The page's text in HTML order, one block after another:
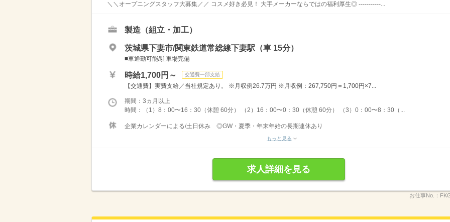
＼＼オープニングスタッフ大募集／／ コスメ好き必見！ 大手メーカーならではの福利厚生◎ ‐‐‐‐‐‐‐‐‐‐‐...
製造（組立・加工）
茨城県下妻市/関東鉄道常総線下妻駅（車 15分）
■車通勤可能/駐車場完備
時給1,700円～ 交通費一部支給
【交通費】実費支給／当社規定あり。 ※月収例26.7万円 ※月収例：267,750円＝1,700円×7...
期間：3ヵ月以上
時間：（1）8：00〜16：30（休憩 60分） （2）16：00〜0：30（休憩 60分） （3）0：00〜8：30（...
企業カレンダーによる/土日休み ◎GW・夏季・年末年始の長期連休あり
もっと見る
求人詳細を見る
お仕事No.：